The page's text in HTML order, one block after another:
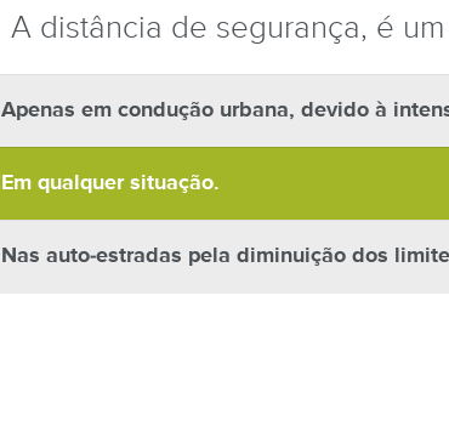
A distância de segurança, é
Apenas em condução urbana, devido à
Em qualquer situação.
Nas auto-estradas pela diminuição dos